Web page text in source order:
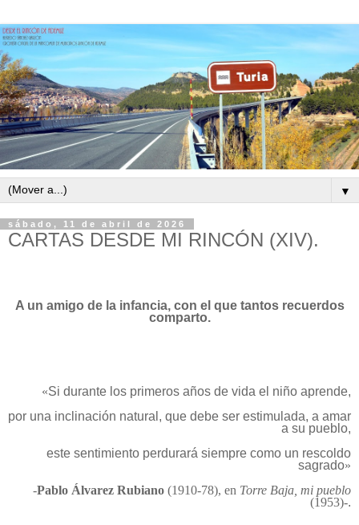
▼
sábado, 11 de abril de 2026
CARTAS DESDE MI RINCÓN (XIV).
A un amigo de la infancia, con el que tantos recuerdos
comparto.
«Si durante los primeros años de vida el niño aprende,
por una inclinación natural, que debe ser estimulada, a amar
a su pueblo,
este sentimiento perdurará siempre como un rescoldo
sagrado»
-Pablo Álvarez Rubiano (1910-78), en Torre Baja, mi pueblo
(1953)-.